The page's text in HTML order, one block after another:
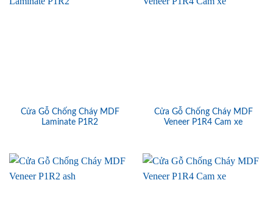
Cửa Gỗ Chống Cháy MDF
Laminate P1R2
Cửa Gỗ Chống Cháy MDF
Veneer P1R4 Cam xe